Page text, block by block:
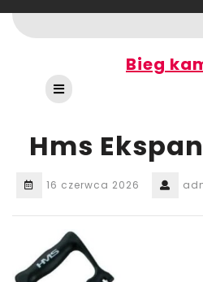
to
content
Bieg
Open
Button
Hms
16 czerwca 2026